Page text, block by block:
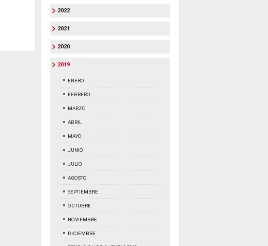
2022
2021
2020
2019
ENERO
FEBRERO
MARZO
ABRIL
MAYO
JUNIO
JULIO
AGOSTO
SEPTIEMBRE
OCTUBRE
NOVIEMBRE
DICIEMBRE